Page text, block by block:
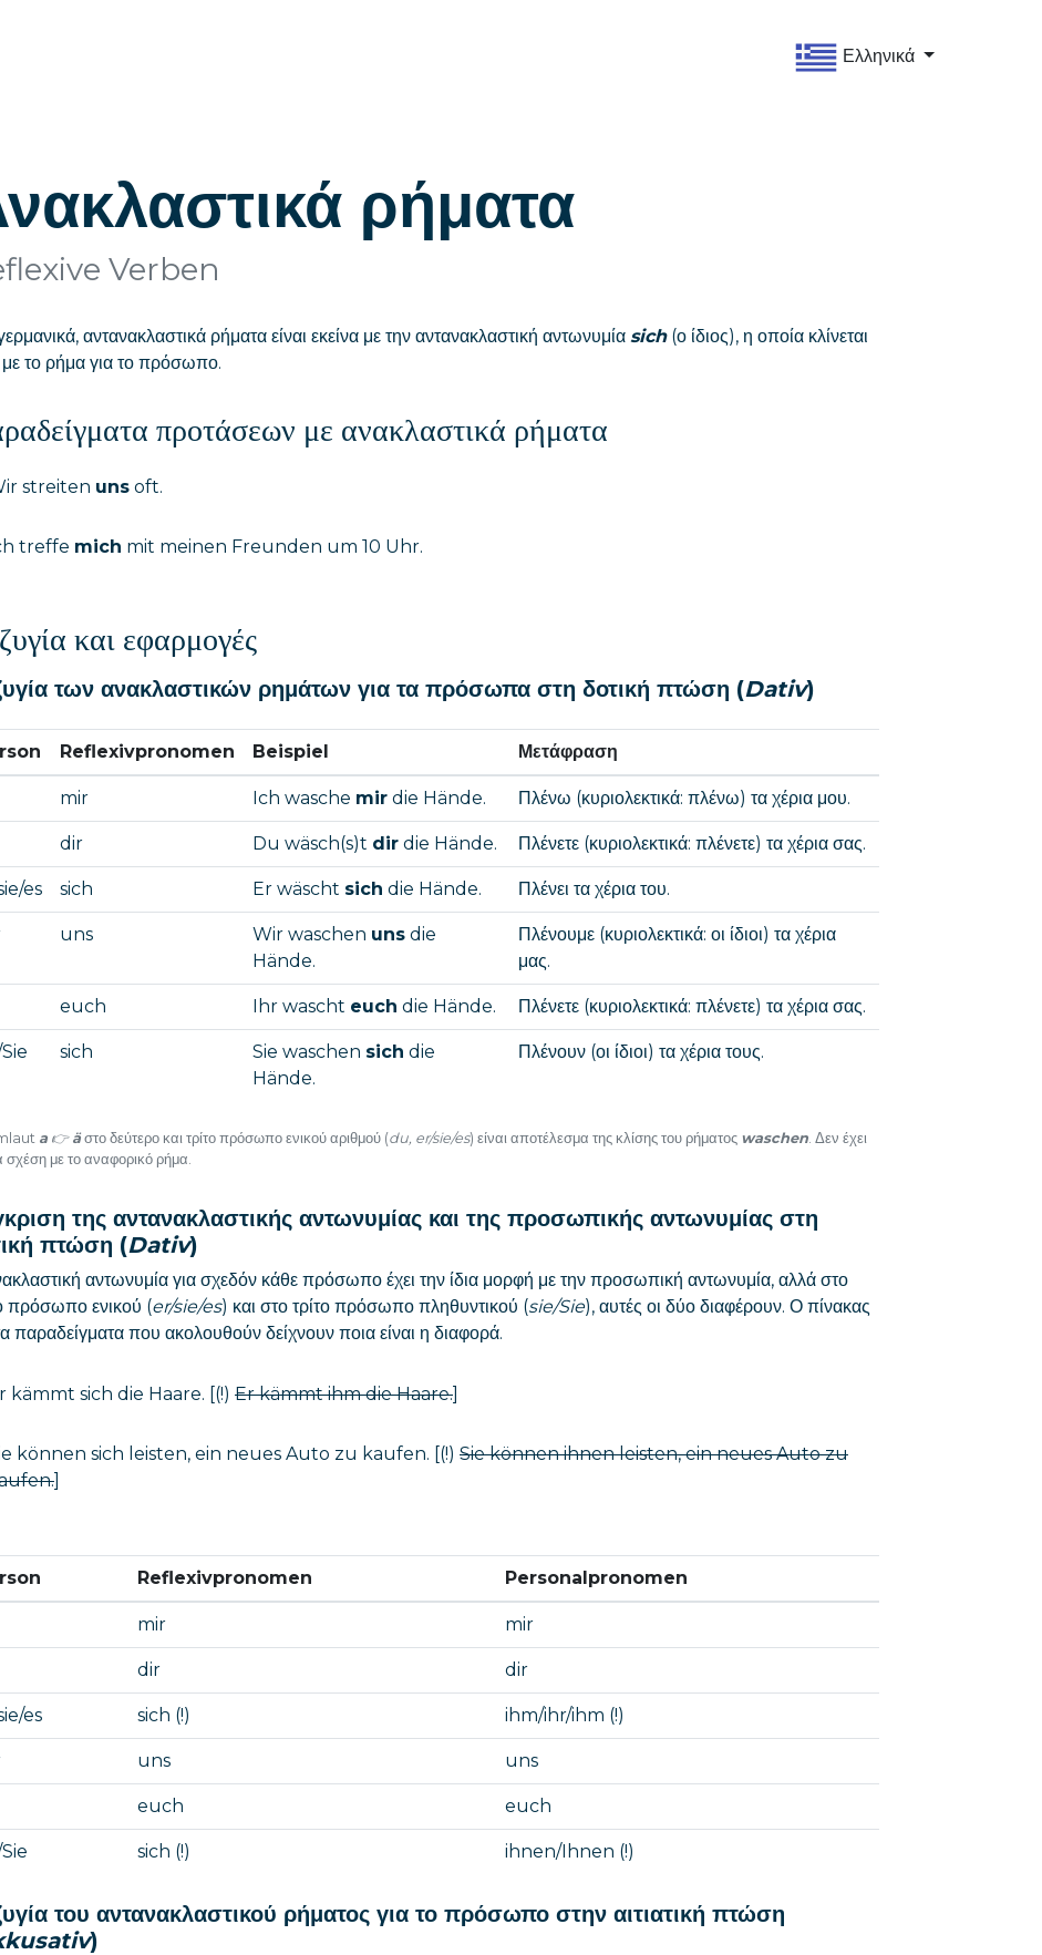
Ελληνικά
ρήματα
Verben
αντανακλαστικά ρήματα είναι εκείνα με την αντανακλαστική αντωνυμία sich(ο ίδιος), η οποία κλίνεται
με το ρήμα για το πρόσωπο.
προτάσεων με ανακλαστικά ρήματα
streiten uns oft.
treffe mich mit meinen Freunden um 10 Uhr.
και εφαρμογές
των ανακλαστικών ρημάτων για τα πρόσωπα στη δοτική πτώση (Dativ)
Reflexivpronomen Beispiel Μετάφραση
mir Ich wasche mir die Hände. Πλένω (κυριολεκτικά: πλένω) τα χέρια μου.
dir Du wäsch(s)t dir die Hände. Πλένετε (κυριολεκτικά: πλένετε) τα χέρια σας.
es sich Er wäscht sich die Hände. Πλένει τα χέρια του.
uns Wir waschen uns die
Hände.
Πλένουμε (κυριολεκτικά: οι ίδιοι) τα χέρια
μας.
euch Ihr wascht euch die Hände. Πλένετε (κυριολεκτικά: πλένετε) τα χέρια σας.
sich Sie waschen sich die
Hände.
Πλένουν (οι ίδιοι) τα χέρια τους.
a 👉 ä στο δεύτερο και τρίτο πρόσωπο ενικού αριθμού (du, er/sie/es) είναι αποτέλεσμα της κλίσης του ρήματος waschen. Δεν έχει
σχέση με το αναφορικό ρήμα.
της αντανακλαστικής αντωνυμίας και της προσωπικής αντωνυμίας στη
πτώση (Dativ)
αντωνυμία για σχεδόν κάθε πρόσωπο έχει την ίδια μορφή με την προσωπική αντωνυμία, αλλά στο
πρόσωπο ενικού (er/sie/es) και στο τρίτο πρόσωπο πληθυντικού (sie/Sie), αυτές οι δύο διαφέρουν. Ο πίνακας
παραδείγματα που ακολουθούν δείχνουν ποια είναι η διαφορά.
kämmt sich die Haare. [(!) Er kämmt ihm die Haare.]
können sich leisten, ein neues Auto zu kaufen. [(!) Sie können ihnen leisten, ein neues Auto zu
]
Reflexivpronomen Personalpronomen
mir mir
dir dir
es sich (!) ihm/ihr/ihm (!)
uns uns
euch euch
sich (!) ihnen/Ihnen (!)
του αντανακλαστικού ρήματος για το πρόσωπο στην αιτιατική πτώση
)